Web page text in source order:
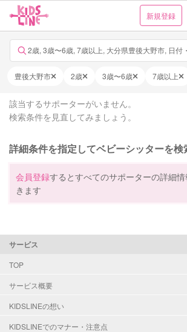
新規登録
2歳, 3歳〜6歳, 7歳以上, 大分県豊後大野市, 日付
豊後大野市 2歳 3歳〜6歳 7歳以上
該当するサポーターがいません。
検索条件を見直してみましょう。
詳細条件を指定してベビーシッターを検
会員登録するとすべてのサポーターの詳細
きます
サービス
TOP
サービス概要
KIDSLINEの想い
KIDSLINEでのマナー・注意点